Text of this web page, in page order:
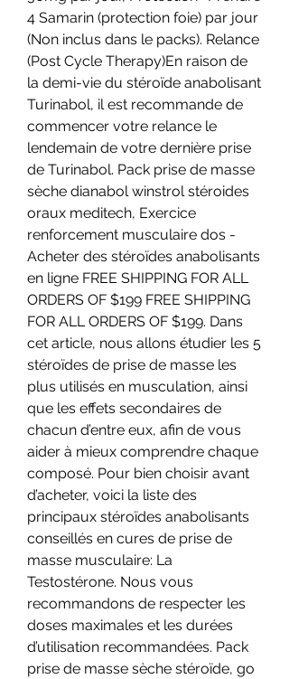
4 Samarin (protection foie) par jour
(Non inclus dans le packs). Relance
(Post Cycle Therapy)En raison de
la demi-vie du stéroïde anabolisant
Turinabol, il est recommande de
commencer votre relance le
lendemain de votre dernière prise
de Turinabol. Pack prise de masse
sèche dianabol winstrol stéroides
oraux meditech, Exercice
renforcement musculaire dos -
Acheter des stéroïdes anabolisants
en ligne FREE SHIPPING FOR ALL
ORDERS OF $199 FREE SHIPPING
FOR ALL ORDERS OF $199. Dans
cet article, nous allons étudier les 5
stéroïdes de prise de masse les
plus utilisés en musculation, ainsi
que les effets secondaires de
chacun d’entre eux, afin de vous
aider à mieux comprendre chaque
composé. Pour bien choisir avant
d’acheter, voici la liste des
principaux stéroïdes anabolisants
conseillés en cures de prise de
masse musculaire: La
Testostérone. Nous vous
recommandons de respecter les
doses maximales et les durées
d’utilisation recommandées. Pack
prise de masse sèche stéroïde, go